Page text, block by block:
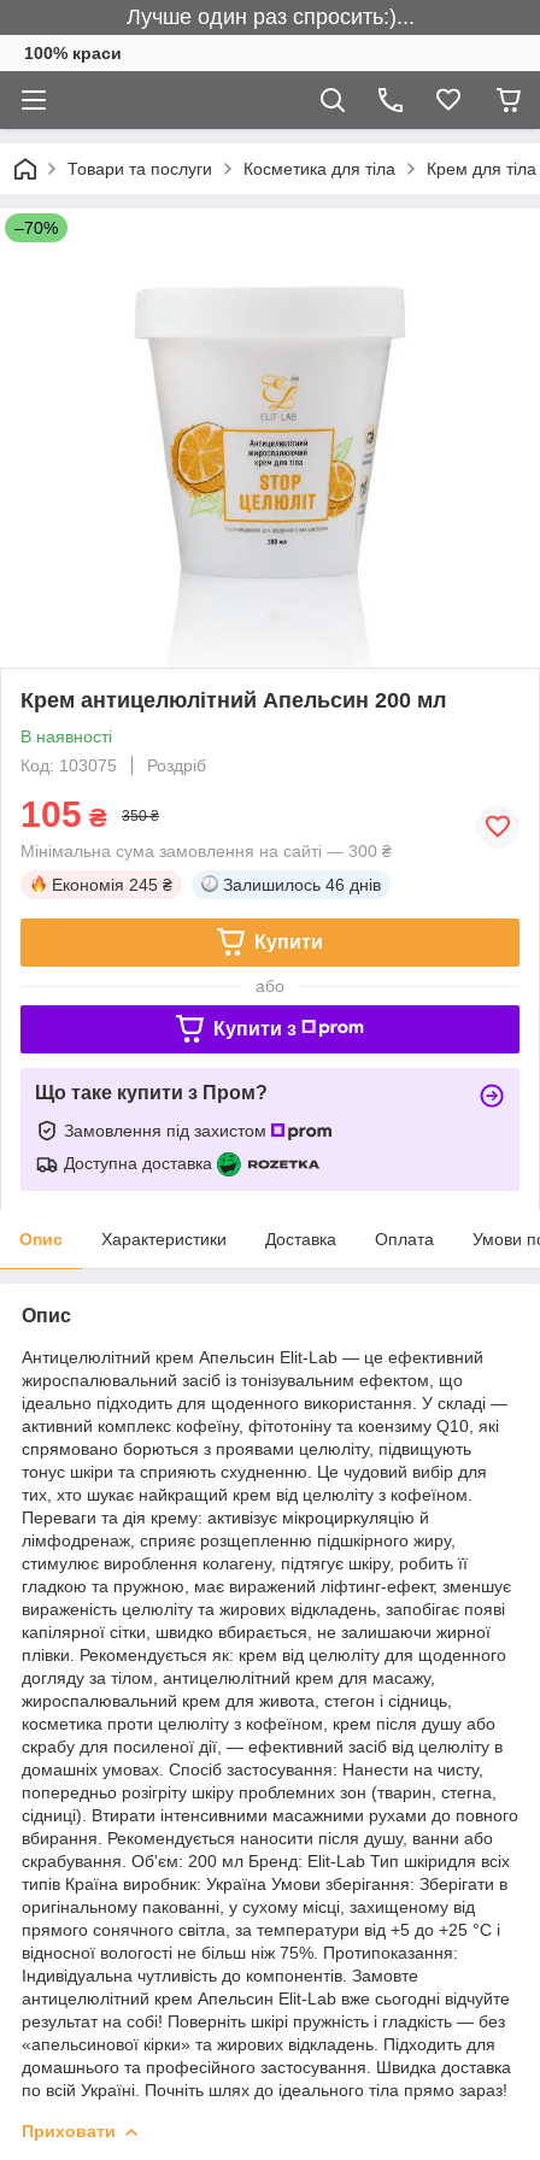
Лучше один раз спросить:)...
100% краси
Товари та послуги Косметика для тіла Крем для тіла
–70%
Крем антицелюлітний Апельсин 200 мл
В наявності
Код: 103075
Роздріб
105 ₴ 350 ₴
Мінімальна сума замовлення на сайті — 300 ₴
Економія 245 ₴ Залишилось 46 днів
Купити
або
Купити з
Що таке купити з Пром?
Замовлення під захистом
Доступна доставка
Опис Характеристики Доставка Оплата Умови
Опис
Антицелюлітний крем Апельсин Elit-Lab — це ефективний
жироспалювальний засіб із тонізувальним ефектом, що
ідеально підходить для щоденного використання. У складі —
активний комплекс кофеїну, фітотоніну та коензиму Q10, які
спрямовано борються з проявами целюліту, підвищують
тонус шкіри та сприяють схудненню. Це чудовий вибір для
тих, хто шукає найкращий крем від целюліту з кофеїном.
Переваги та дія крему: активізує мікроциркуляцію й
лімфодренаж, сприяє розщепленню підшкірного жиру,
стимулює вироблення колагену, підтягує шкіру, робить її
гладкою та пружною, має виражений ліфтинг-ефект, зменшує
вираженість целюліту та жирових відкладень, запобігає появі
капілярної сітки, швидко вбирається, не залишаючи жирної
плівки. Рекомендується як: крем від целюліту для щоденного
догляду за тілом, антицелюлітний крем для масажу,
жироспалювальний крем для живота, стегон і сідниць,
косметика проти целюліту з кофеїном, крем після душу або
скрабу для посиленої дії, — ефективний засіб від целюліту в
домашніх умовах. Спосіб застосування: Нанести на чисту,
попередньо розігріту шкіру проблемних зон (тварин, стегна,
сідниці). Втирати інтенсивними масажними рухами до повного
вбирання. Рекомендується наносити після душу, ванни або
скрабування. Об'єм: 200 мл Бренд: Elit-Lab Тип шкіридля всіх
типів Країна виробник: Україна Умови зберігання: Зберігати в
оригінальному пакованні, у сухому місці, захищеному від
прямого сонячного світла, за температури від +5 до +25 °C і
відносної вологості не більш ніж 75%. Протипоказання:
Індивідуальна чутливість до компонентів. Замовте
антицелюлітний крем Апельсин Elit-Lab вже сьогодні відчуйте
результат на собі! Поверніть шкірі пружність і гладкість — без
«апельсинової кірки» та жирових відкладень. Підходить для
домашнього та професійного застосування. Швидка доставка
по всій Україні. Почніть шлях до ідеального тіла прямо зараз!
Приховати